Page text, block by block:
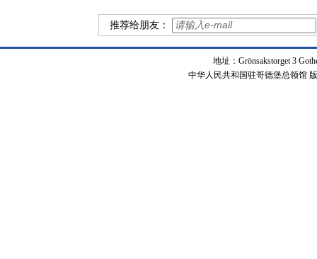
推荐给朋友：
地址：Grönsakstorget 3
中华人民共和国驻哥德堡总领馆